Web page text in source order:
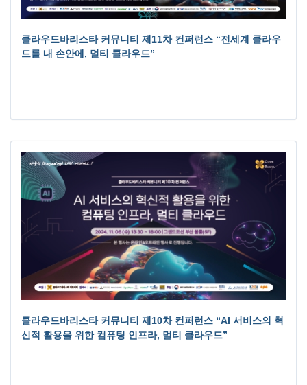
클라우드바리스타 커뮤니티 제11차 컨퍼런스 “전세계 클라우
드를 내 손안에, 멀티 클라우드”
클라우드바리스타 커뮤니티 제10차 컨퍼런스 “AI 서비스의 혁
신적 활용을 위한 컴퓨팅 인프라, 멀티 클라우드”